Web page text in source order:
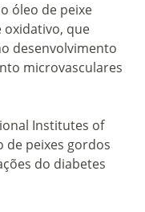
óleo de peixe
oxidativo, que
desenvolvimento
microvasculares
Institutes of
de peixes gordos
do diabetes